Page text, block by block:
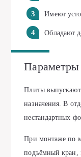
Имеют
Обладают
Параметры
Плиты
назначения. В
нестандартных
При монтаже по
подъёмный кран,